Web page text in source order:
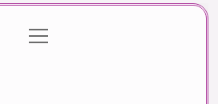
Gizlilik Politikası
menüyü
aç